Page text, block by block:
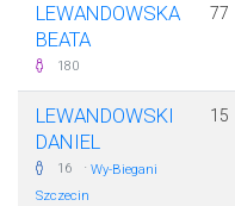
LEWANDOWSKA
BEATA
180
77
LEWANDOWSKI
DANIEL
16 · Wy-Biegani
Szczecin
15